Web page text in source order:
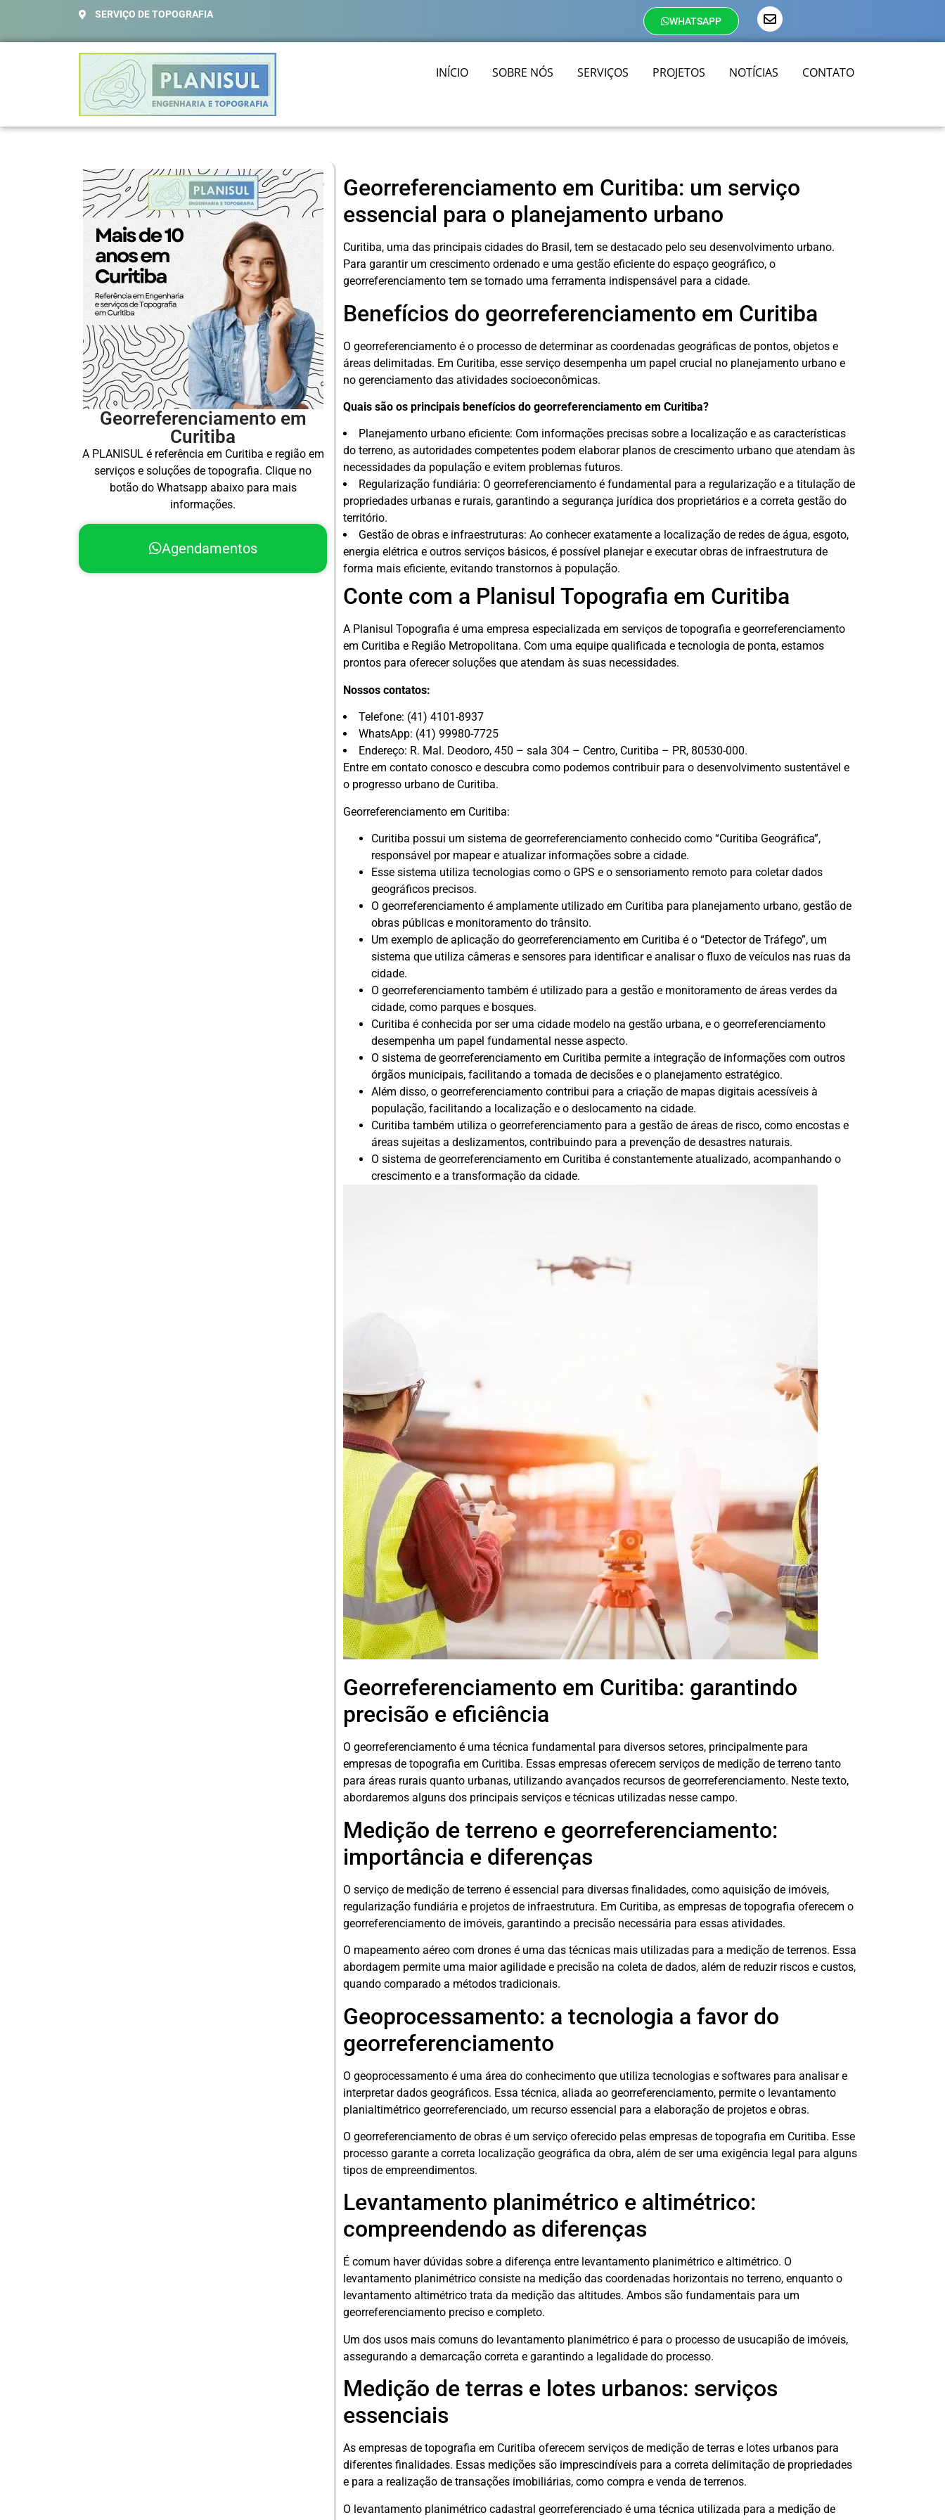
SERVIÇO DE TOPOGRAFIA
WHATSAPP
INÍCIO SOBRE NÓS SERVIÇOS PROJETOS NOTÍCIAS CONTATO
Georreferenciamento em
Curitiba
A PLANISUL é referência em Curitiba e região em
serviços e soluções de topografia. Clique no
botão do Whatsapp abaixo para mais
informações.
Agendamentos
Georreferenciamento em Curitiba: um serviço
essencial para o planejamento urbano
Curitiba, uma das principais cidades do Brasil, tem se destacado pelo seu desenvolvimento urbano.
Para garantir um crescimento ordenado e uma gestão eficiente do espaço geográfico, o
georreferenciamento tem se tornado uma ferramenta indispensável para a cidade.
Benefícios do georreferenciamento em Curitiba
O georreferenciamento é o processo de determinar as coordenadas geográficas de pontos, objetos e
áreas delimitadas. Em Curitiba, esse serviço desempenha um papel crucial no planejamento urbano e
no gerenciamento das atividades socioeconômicas.
Quais são os principais benefícios do georreferenciamento em Curitiba?
Planejamento urbano eficiente: Com informações precisas sobre a localização e as características
do terreno, as autoridades competentes podem elaborar planos de crescimento urbano que atendam às
necessidades da população e evitem problemas futuros.
Regularização fundiária: O georreferenciamento é fundamental para a regularização e a titulação de
propriedades urbanas e rurais, garantindo a segurança jurídica dos proprietários e a correta gestão do
território.
Gestão de obras e infraestruturas: Ao conhecer exatamente a localização de redes de água, esgoto,
energia elétrica e outros serviços básicos, é possível planejar e executar obras de infraestrutura de
forma mais eficiente, evitando transtornos à população.
Conte com a Planisul Topografia em Curitiba
A Planisul Topografia é uma empresa especializada em serviços de topografia e georreferenciamento
em Curitiba e Região Metropolitana. Com uma equipe qualificada e tecnologia de ponta, estamos
prontos para oferecer soluções que atendam às suas necessidades.
Nossos contatos:
Telefone: (41) 4101-8937
WhatsApp: (41) 99980-7725
Endereço: R. Mal. Deodoro, 450 – sala 304 – Centro, Curitiba – PR, 80530-000.
Entre em contato conosco e descubra como podemos contribuir para o desenvolvimento sustentável e
o progresso urbano de Curitiba.
Georreferenciamento em Curitiba:
Curitiba possui um sistema de georreferenciamento conhecido como “Curitiba Geográfica”,
responsável por mapear e atualizar informações sobre a cidade.
Esse sistema utiliza tecnologias como o GPS e o sensoriamento remoto para coletar dados
geográficos precisos.
O georreferenciamento é amplamente utilizado em Curitiba para planejamento urbano, gestão de
obras públicas e monitoramento do trânsito.
Um exemplo de aplicação do georreferenciamento em Curitiba é o “Detector de Tráfego”, um
sistema que utiliza câmeras e sensores para identificar e analisar o fluxo de veículos nas ruas da
cidade.
O georreferenciamento também é utilizado para a gestão e monitoramento de áreas verdes da
cidade, como parques e bosques.
Curitiba é conhecida por ser uma cidade modelo na gestão urbana, e o georreferenciamento
desempenha um papel fundamental nesse aspecto.
O sistema de georreferenciamento em Curitiba permite a integração de informações com outros
órgãos municipais, facilitando a tomada de decisões e o planejamento estratégico.
Além disso, o georreferenciamento contribui para a criação de mapas digitais acessíveis à
população, facilitando a localização e o deslocamento na cidade.
Curitiba também utiliza o georreferenciamento para a gestão de áreas de risco, como encostas e
áreas sujeitas a deslizamentos, contribuindo para a prevenção de desastres naturais.
O sistema de georreferenciamento em Curitiba é constantemente atualizado, acompanhando o
crescimento e a transformação da cidade.
Georreferenciamento em Curitiba: garantindo
precisão e eficiência
O georreferenciamento é uma técnica fundamental para diversos setores, principalmente para
empresas de topografia em Curitiba. Essas empresas oferecem serviços de medição de terreno tanto
para áreas rurais quanto urbanas, utilizando avançados recursos de georreferenciamento. Neste texto,
abordaremos alguns dos principais serviços e técnicas utilizadas nesse campo.
Medição de terreno e georreferenciamento:
importância e diferenças
O serviço de medição de terreno é essencial para diversas finalidades, como aquisição de imóveis,
regularização fundiária e projetos de infraestrutura. Em Curitiba, as empresas de topografia oferecem o
georreferenciamento de imóveis, garantindo a precisão necessária para essas atividades.
O mapeamento aéreo com drones é uma das técnicas mais utilizadas para a medição de terrenos. Essa
abordagem permite uma maior agilidade e precisão na coleta de dados, além de reduzir riscos e custos,
quando comparado a métodos tradicionais.
Geoprocessamento: a tecnologia a favor do
georreferenciamento
O geoprocessamento é uma área do conhecimento que utiliza tecnologias e softwares para analisar e
interpretar dados geográficos. Essa técnica, aliada ao georreferenciamento, permite o levantamento
planialtimétrico georreferenciado, um recurso essencial para a elaboração de projetos e obras.
O georreferenciamento de obras é um serviço oferecido pelas empresas de topografia em Curitiba. Esse
processo garante a correta localização geográfica da obra, além de ser uma exigência legal para alguns
tipos de empreendimentos.
Levantamento planimétrico e altimétrico:
compreendendo as diferenças
É comum haver dúvidas sobre a diferença entre levantamento planimétrico e altimétrico. O
levantamento planimétrico consiste na medição das coordenadas horizontais no terreno, enquanto o
levantamento altimétrico trata da medição das altitudes. Ambos são fundamentais para um
georreferenciamento preciso e completo.
Um dos usos mais comuns do levantamento planimétrico é para o processo de usucapião de imóveis,
assegurando a demarcação correta e garantindo a legalidade do processo.
Medição de terras e lotes urbanos: serviços
essenciais
As empresas de topografia em Curitiba oferecem serviços de medição de terras e lotes urbanos para
diferentes finalidades. Essas medições são imprescindíveis para a correta delimitação de propriedades
e para a realização de transações imobiliárias, como compra e venda de terrenos.
O levantamento planimétrico cadastral georreferenciado é uma técnica utilizada para a medição de